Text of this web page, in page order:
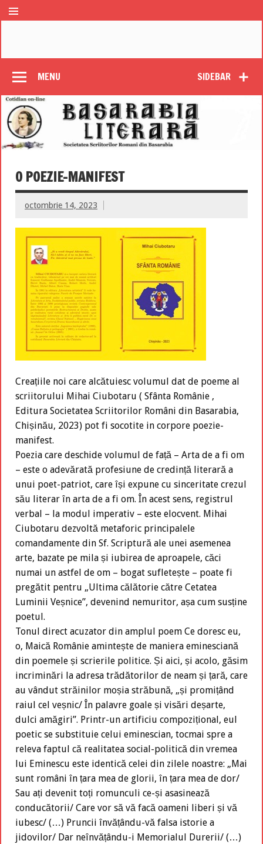
SIDEBAR
MENU
O POEZIE-MANIFEST
octombrie 14, 2023
Creațiile noi care alcătuiesc volumul dat de poeme al
scriitorului Mihai Ciubotaru ( Sfânta Românie ,
Editura Societatea Scriitorilor Români din Basarabia,
Chișinău, 2023) pot fi socotite in corpore poezie-
manifest.
Poezia care deschide volumul de față – Arta de a fi om
– este o adevărată profesiune de credință literară a
unui poet-patriot, care își expune cu sinceritate crezul
său literar în arta de a fi om. În acest sens, registrul
verbal – la modul imperativ – este elocvent. Mihai
Ciubotaru dezvoltă metaforic principalele
comandamente din Sf. Scriptură ale unei asemenea
arte, bazate pe mila și iubirea de aproapele, căci
numai un astfel de om – bogat sufletește – poate fi
pregătit pentru „Ultima călătorie către Cetatea
Luminii Veșnice”, devenind nemuritor, așa cum susține
poetul.
Tonul direct acuzator din amplul poem Ce doresc eu,
o, Maică Românie amintește de maniera eminesciană
din poemele și scrierile politice. Și aici, și acolo, găsim
incriminări la adresa trădătorilor de neam și țară, care
au vândut străinilor moșia străbună, „și promițând
raiul cel veșnic/ În palavre goale și visări deșarte,
dulci amăgiri”. Printr-un artificiu compozițional, eul
poetic se substituie celui eminescian, tocmai spre a
releva faptul că realitatea social-politică din vremea
lui Eminescu este identică celei din zilele noastre: „Mai
sunt români în țara mea de glorii, în țara mea de dor/
Sau ați devenit toți romunculi ce-și asasinează
conducătorii/ Care vor să vă facă oameni liberi și vă
iubesc/ (…) Pruncii învățându-vă falsa istorie a
jidovilor/ Dar neînvățându-i Memorialul Durerii/ (…)